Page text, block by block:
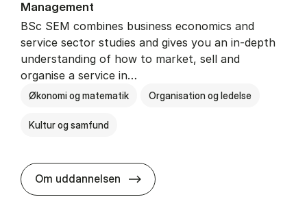
Man­age­ment
BSc SEM combines business economics and
service sector studies and gives you an in-depth
understanding of how to market, sell and
organise a service in…
Økonomi og matematik Organisation og ledelse
Kultur og samfund
Om uddannelsen BSc in Busi­ness Ad­min­is­tra­tion